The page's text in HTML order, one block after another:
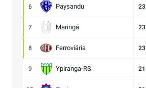
6 Paysandu 23
7 Maringá 23
8 Ferroviária 23
9 Ypiranga-RS 21